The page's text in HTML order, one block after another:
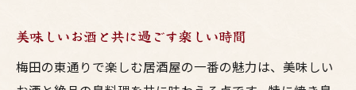
美味しいお酒と共に過ごす楽しい時間
梅田の東通りで楽しむ居酒屋の一番の魅力は、美味しい